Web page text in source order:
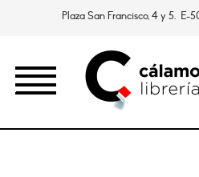
Plaza San Francisco, 4 y 5. E-